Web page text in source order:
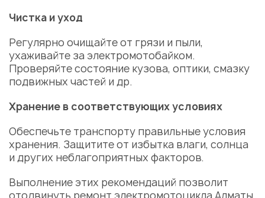
Чистка и уход
Регулярно очищайте от грязи и пыли,
ухаживайте за электромотобайком.
Проверяйте состояние кузова, оптики, смазку
подвижных частей и др.
Хранение в соответствующих условиях
Обеспечьте транспорту правильные условия
хранения. Защитите от избытка влаги, солнца
и других неблагоприятных факторов.
Выполнение этих рекомендаций позволит